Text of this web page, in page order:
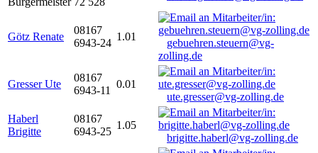
Götz Renate
08167
6943-24
1.01
gebuehren.steuern@vg-
zolling.de
Gresser Ute
08167
6943-11
0.01
ute.gresser@vg-zolling.de
Haberl
Brigitte
08167
6943-25
1.05
brigitte.haberl@vg-zolling.de